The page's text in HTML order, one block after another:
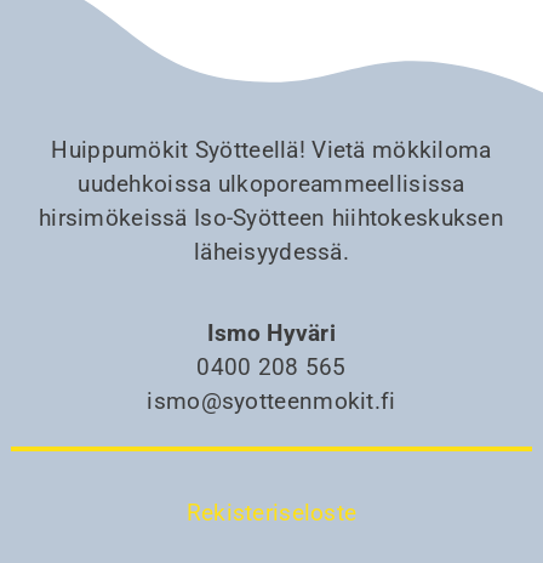
Huippumökit Syötteellä! Vietä mökkiloma
uudehkoissa ulkoporeammeellisissa
hirsimökeissä Iso-Syötteen hiihtokeskuksen
läheisyydessä.
Ismo Hyväri
0400 208 565
ismo@syotteenmokit.fi
Rekisteriseloste